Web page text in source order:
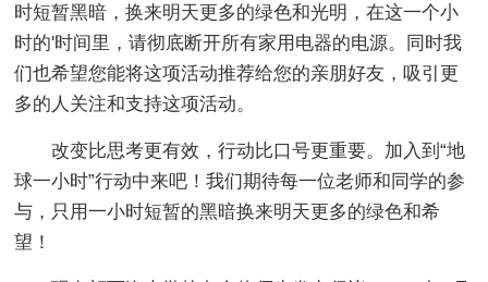
时短暂黑暗，换来明天更多的绿色和光明，在这一个小
时的'时间里，请彻底断开所有家用电器的电源。同时我
们也希望您能将这项活动推荐给您的亲朋好友，吸引更
多的人关注和支持这项活动。
改变比思考更有效，行动比口号更重要。加入到“地
球一小时”行动中来吧！我们期待每一位老师和同学的参
与，只用一小时短暂的黑暗换来明天更多的绿色和希
望！